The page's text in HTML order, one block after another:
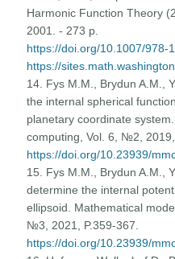
Harmonic Function Theory
2001. - 273 р.
https://doi.org/10.1007/978-
https://
14. Fys M.M., Brydun A.M.,
the internal spherical
planetary coordinate
computing, Vol. 6, №2, 2019,
https://doi.org/10.23939/
15. Fys M.M., Brydun A.M.,
determine the internal
ellipsoid. Mathematical
№3, 2021, P.359-367.
https://doi.org/10.23939/